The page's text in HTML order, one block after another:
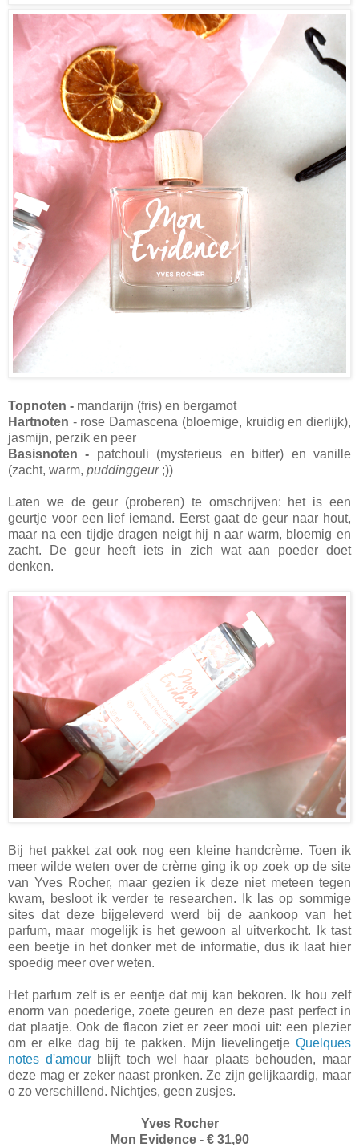
Topnoten - mandarijn (fris) en bergamot
Hartnoten - rose Damascena (bloemige, kruidig en dierlijk),
jasmijn, perzik en peer
Basisnoten - patchouli (mysterieus en bitter) en vanille
(zacht, warm, puddinggeur ;))
Laten we de geur (proberen) te omschrijven: het is een
geurtje voor een lief iemand. Eerst gaat de geur naar hout,
maar na een tijdje dragen neigt hij n aar warm, bloemig en
zacht. De geur heeft iets in zich wat aan poeder doet
denken.
Bij het pakket zat ook nog een kleine handcrème. Toen ik
meer wilde weten over de crème ging ik op zoek op de site
van Yves Rocher, maar gezien ik deze niet meteen tegen
kwam, besloot ik verder te researchen. Ik las op sommige
sites dat deze bijgeleverd werd bij de aankoop van het
parfum, maar mogelijk is het gewoon al uitverkocht. Ik tast
een beetje in het donker met de informatie, dus ik laat hier
spoedig meer over weten.
Het parfum zelf is er eentje dat mij kan bekoren. Ik hou zelf
enorm van poederige, zoete geuren en deze past perfect in
dat plaatje. Ook de flacon ziet er zeer mooi uit: een plezier
om er elke dag bij te pakken. Mijn lievelingetje Quelques
notes d'amourblijft toch wel haar plaats behouden, maar
deze mag er zeker naast pronken. Ze zijn gelijkaardig, maar
o zo verschillend. Nichtjes, geen zusjes.
Yves Rocher
Mon Evidence - € 31,90